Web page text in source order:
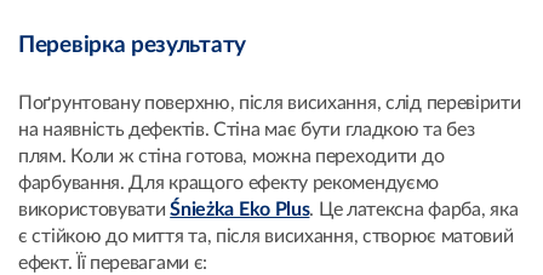
Перевірка результату
Поґрунтовану поверхню, після висихання, слід перевірити
на наявність дефектів. Стіна має бути гладкою та без
плям. Коли ж стіна готова, можна переходити до
фарбування. Для кращого ефекту рекомендуємо
використовуватиŚnieżka Eko Plus. Це латексна фарба, яка
є стійкою до миття та, після висихання, створює матовий
ефект. Її перевагами є: